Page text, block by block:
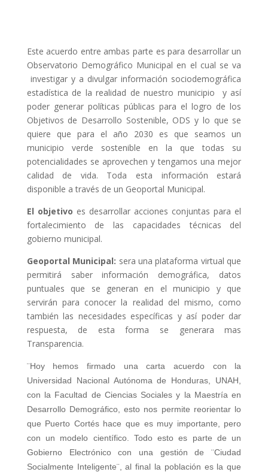
Este acuerdo entre ambas parte es para desarrollar un
Observatorio Demográfico Municipal en el cual se va
investigar y a divulgar información sociodemográfica
estadística de la realidad de nuestro municipio y así
poder generar políticas públicas para el logro de los
Objetivos de Desarrollo Sostenible, ODS y lo que se
quiere que para el año 2030 es que seamos un
municipio verde sostenible en la que todas su
potencialidades se aprovechen y tengamos una mejor
calidad de vida. Toda esta información estará
disponible a través de un Geoportal Municipal.
El objetivo es desarrollar acciones conjuntas para el
fortalecimiento de las capacidades técnicas del
gobierno municipal.
Geoportal Municipal: sera una plataforma virtual que
permitirá saber información demográfica, datos
puntuales que se generan en el municipio y que
servirán para conocer la realidad del mismo, como
también las necesidades específicas y así poder dar
respuesta, de esta forma se generara mas
Transparencia.
¨Hoy hemos firmado una carta acuerdo con la
Universidad Nacional Autónoma de Honduras, UNAH,
con la Facultad de Ciencias Sociales y la Maestría en
Desarrollo Demográfico, esto nos permite reorientar lo
que Puerto Cortés hace que es muy importante, pero
con un modelo científico. Todo esto es parte de un
Gobierno Electrónico con una gestión de ¨Ciudad
Socialmente Inteligente¨, al final la población es la que